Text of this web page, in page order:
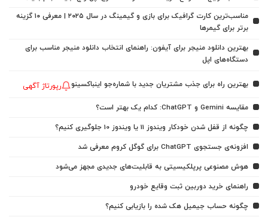
مناسب‌ترین کارت گرافیک برای بازی و گیمینگ در سال ۲۰۲۵ | معرفی ۱۰ گزینه
برتر برای گیمرها
بهترین دانلود منیجر برای آیفون: راهنمای انتخاب دانلود منیجر مناسب برای
دستگاه‌های اپل
بهترین راه برای جذب مشتریان جدید با شماره‌جو اینباکسینو رپورتاژ آگهی
مقایسه Gemini و ChatGPT: کدام یک بهتر است؟
چگونه از قفل شدن خودکار ویندوز 11 یا ویندوز 10 جلوگیری کنیم؟
افزونه‌ی جستجوی ChatGPT برای گوگل کروم معرفی شد
هوش مصنوعی پرپلکیسیتی به قابلیت‌های جدیدی مجهز می‌شود
راهنمای خرید دوربین ثبت وقایع خودرو
چگونه حساب جیمیل هک شده را بازیابی کنیم؟